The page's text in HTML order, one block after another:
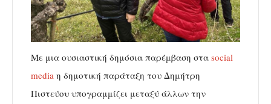
Με μια ουσιαστική δημόσια παρέμβαση στα social
media η δημοτική παράταξη του Δημήτρη
Πιστεύου υπογραμμίζει μεταξύ άλλων την